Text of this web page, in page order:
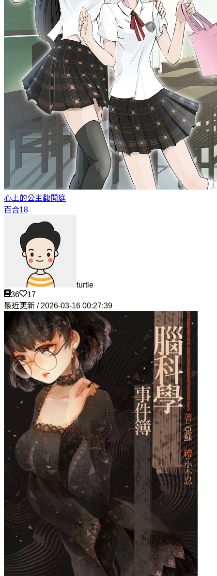
心上的公主馥閒庭
百合18
turtle
36
17
最近更新 / 2026-03-16 00:27:39